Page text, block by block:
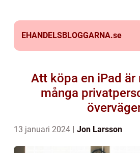
EHANDELSBLOGGARNA.se
Att köpa en iPad är
många
13 januari 2024 Jon Larsson